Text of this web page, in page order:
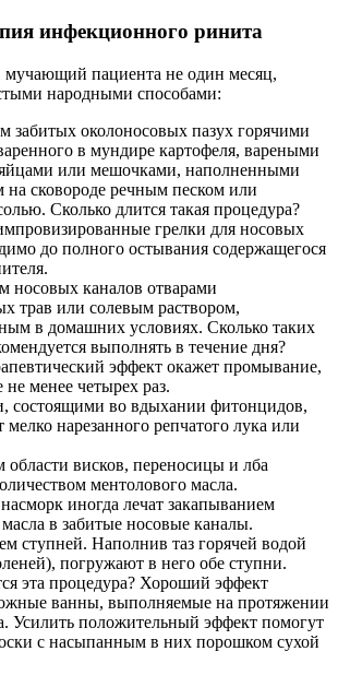
инфекционного ринита
мучающий пациента не один месяц,
народными способами:
забитых околоносовых пазух горячими
в мундире картофеля, вареными
или мешочками, наполненными
сковороде речным песком или
Сколько длится такая процедура?
грелки для носовых
до полного остывания содержащегося
носовых каналов отварами
трав или солевым раствором,
в домашних условиях. Сколько таких
выполнять в течение дня?
эффект окажет промывание,
менее четырех раз.
состоящими во вдыхании фитонцидов,
мелко нарезанного репчатого лука или
висков, переносицы и лба
ментолового масла.
иногда лечат закапыванием
в забитые носовые каналы.
ступней. Наполнив таз горячей водой
погружают в него обе ступни.
эта процедура? Хороший эффект
ванны, выполняемые на протяжении
Усилить положительный эффект помогут
с насыпанным в них порошком сухой